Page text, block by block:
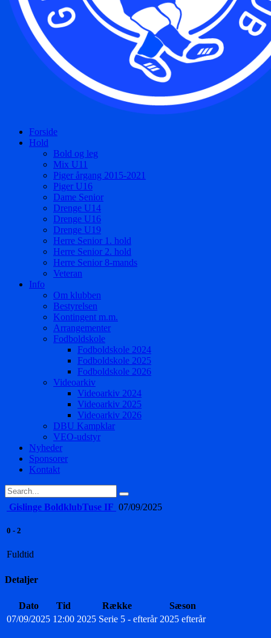
Forside
Hold
Bold og leg
Mix U11
Piger årgang 2015-2021
Piger U16
Dame Senior
Drenge U14
Drenge U16
Drenge U19
Herre Senior 1. hold
Herre Senior 2. hold
Herre Senior 8-mands
Veteran
Info
Om klubben
Bestyrelsen
Kontingent m.m.
Arrangementer
Fodboldskole
Fodboldskole 2024
Fodboldskole 2025
Fodboldskole 2026
Videoarkiv
Videoarkiv 2024
Videoarkiv 2025
Videoarkiv 2026
DBU Kampklar
VEO-udstyr
Nyheder
Sponsorer
Kontakt
Gislinge BoldklubTuse IF 07/09/2025
0 - 2
Fuldtid
Detaljer
Dato Tid Række
Sæson
07/09/2025 12:00 2025 Serie 5 - efterår 2025 efterår